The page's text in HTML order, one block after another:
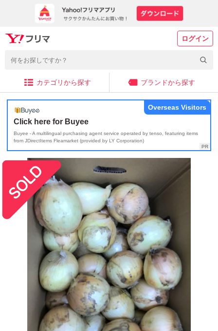
ログイン
カテゴリから探す ブランドから探す
Click here for Buyee
Buyee - A multilingual purchasing agent service operated by tenso, featuring items
from JDirectItems Fleamarket (provided by LY Corporation)
Overseas Visitors